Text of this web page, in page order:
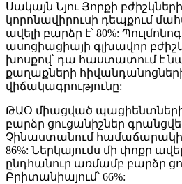
Սակայն Նյու Յորքի
կորոնավիրուսի դեպքում
ավելի բարձր է՝ 80%:
ասոցիացիայի գլխավոր
խոսքով՝ դա հաստատում է
քաղաքների
վիճակագրությունը:
ԹԱՕ միացված
բարձր ցուցանիշներ
Չինաստանում
86%: Ներկայումս մի փոքր
ընդհանուր առմամբ բարձր
Բրիտանիայում՝ 66%: